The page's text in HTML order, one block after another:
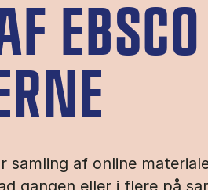
samling af online
gangen eller i flere på